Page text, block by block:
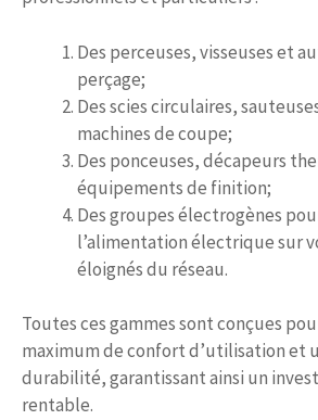
Des perceuses, visseuses et
perçage;
Des scies circulaires,
machines de coupe;
Des ponceuses, décapeurs
équipements de finition;
Des groupes électrogènes
l’alimentation électrique sur
éloignés du réseau.
Toutes ces gammes sont conçues
maximum de confort d’utilisation et
durabilité, garantissant ainsi un
rentable.